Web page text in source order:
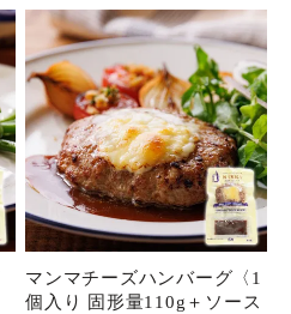
マンマチーズハンバーグ〈1
個入り 固形量110g＋ソース